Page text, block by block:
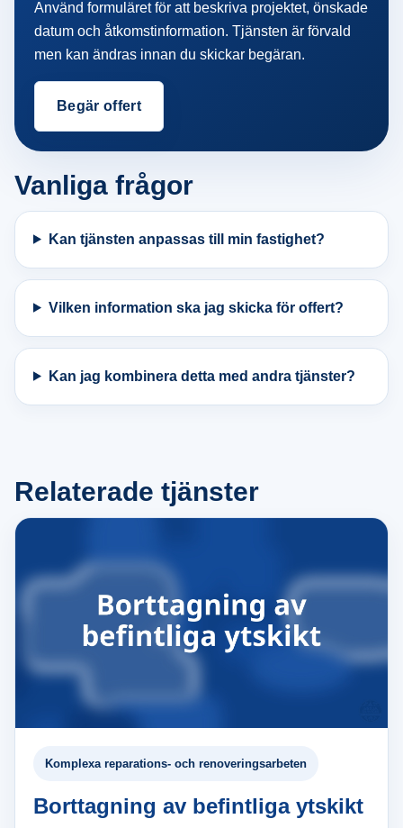
Använd formuläret för att beskriva projektet, önskade
datum och åtkomstinformation. Tjänsten är förvald
men kan ändras innan du skickar begäran.
Begär offert
Vanliga frågor
Kan tjänsten anpassas till min fastighet?
Vilken information ska jag skicka för offert?
Kan jag kombinera detta med andra tjänster?
Relaterade tjänster
Komplexa reparations- och renoveringsarbeten
Borttagning av befintliga ytskikt